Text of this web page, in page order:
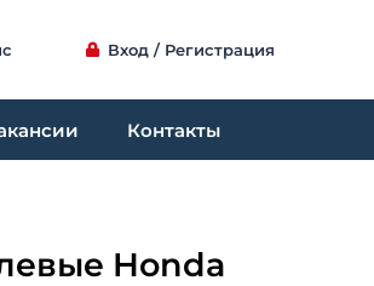
Вход / Регистрация
Контакты
Honda